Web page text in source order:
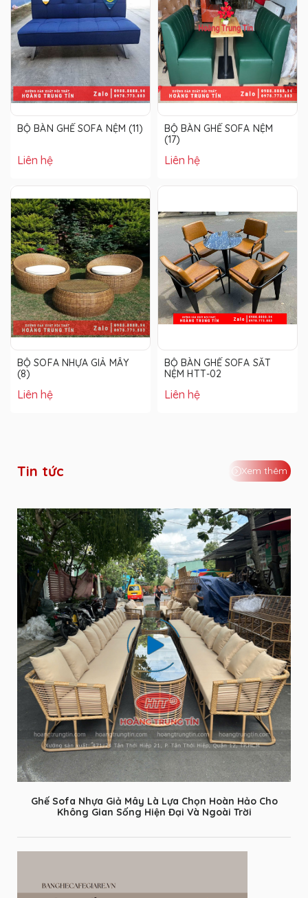
BỘ BÀN GHẾ SOFA NỆM (11)
Liên hệ
BỘ BÀN GHẾ SOFA NỆM
(17)
Liên hệ
BỘ SOFA NHỰA GIẢ MÂY
(8)
Liên hệ
BỘ BÀN GHẾ SOFA SẮT
NỆM HTT-02
Liên hệ
Tin tức Xem thêm
Ghế Sofa Nhựa Giả Mây Là Lựa Chọn Hoàn Hảo Cho
Không Gian Sống Hiện Đại Và Ngoài Trời